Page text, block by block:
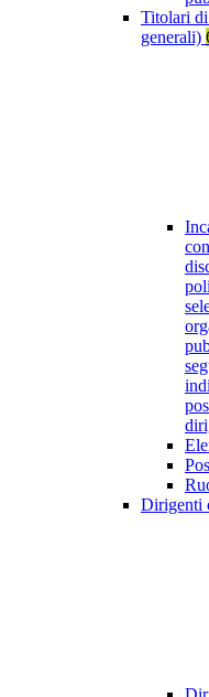
Titolari
generali)
Dirigenti